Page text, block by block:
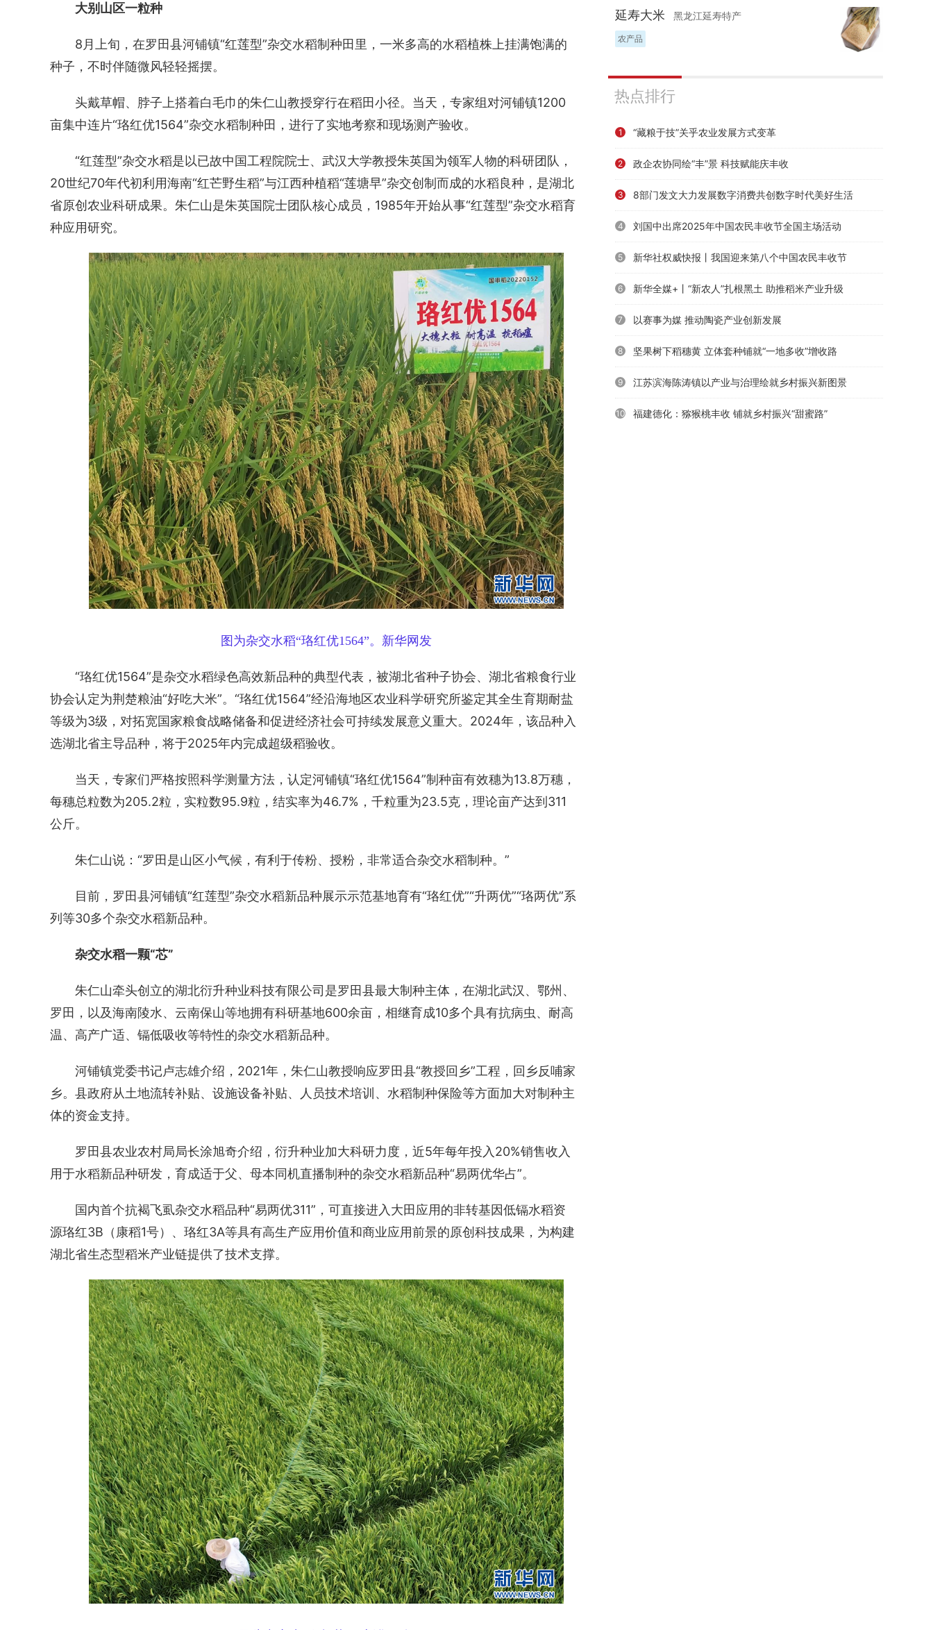
大别山区一粒种
8月上旬，在罗田县河铺镇“红莲型”杂交水稻制种田里，一米多高的水稻植株上挂满饱满的
种子，不时伴随微风轻轻摇摆。
头戴草帽、脖子上搭着白毛巾的朱仁山教授穿行在稻田小径。当天，专家组对河铺镇1200
亩集中连片“珞红优1564”杂交水稻制种田，进行了实地考察和现场测产验收。
“红莲型”杂交水稻是以已故中国工程院院士、武汉大学教授朱英国为领军人物的科研团队，
20世纪70年代初利用海南“红芒野生稻”与江西种植稻“莲塘早”杂交创制而成的水稻良种，是湖北
省原创农业科研成果。朱仁山是朱英国院士团队核心成员，1985年开始从事“红莲型”杂交水稻育
种应用研究。
图为杂交水稻“珞红优1564”。新华网发
“珞红优1564”是杂交水稻绿色高效新品种的典型代表，被湖北省种子协会、湖北省粮食行业
协会认定为荆楚粮油“好吃大米”。“珞红优1564”经沿海地区农业科学研究所鉴定其全生育期耐盐
等级为3级，对拓宽国家粮食战略储备和促进经济社会可持续发展意义重大。2024年，该品种入
选湖北省主导品种，将于2025年内完成超级稻验收。
当天，专家们严格按照科学测量方法，认定河铺镇“珞红优1564”制种亩有效穗为13.8万穗，
每穗总粒数为205.2粒，实粒数95.9粒，结实率为46.7%，千粒重为23.5克，理论亩产达到311
公斤。
朱仁山说：“罗田是山区小气候，有利于传粉、授粉，非常适合杂交水稻制种。”
目前，罗田县河铺镇“红莲型”杂交水稻新品种展示示范基地育有“珞红优”“升两优”“珞两优”系
列等30多个杂交水稻新品种。
杂交水稻一颗“芯”
朱仁山牵头创立的湖北衍升种业科技有限公司是罗田县最大制种主体，在湖北武汉、鄂州、
罗田，以及海南陵水、云南保山等地拥有科研基地600余亩，相继育成10多个具有抗病虫、耐高
温、高产广适、镉低吸收等特性的杂交水稻新品种。
河铺镇党委书记卢志雄介绍，2021年，朱仁山教授响应罗田县“教授回乡”工程，回乡反哺家
乡。县政府从土地流转补贴、设施设备补贴、人员技术培训、水稻制种保险等方面加大对制种主
体的资金支持。
罗田县农业农村局局长涂旭奇介绍，衍升种业加大科研力度，近5年每年投入20%销售收入
用于水稻新品种研发，育成适于父、母本同机直播制种的杂交水稻新品种“易两优华占”。
国内首个抗褐飞虱杂交水稻品种“易两优311”，可直接进入大田应用的非转基因低镉水稻资
源珞红3B（康稻1号）、珞红3A等具有高生产应用价值和商业应用前景的原创科技成果，为构建
湖北省生态型稻米产业链提供了技术支撑。
延寿大米 黑龙江延寿特产
农产品
热点排行
榜
1 “藏粮于技”关乎农业发展方式变革
2 政企农协同绘“丰”景 科技赋能庆丰收
3 8部门发文大力发展数字消费共创数字时代美好生活
4 刘国中出席2025年中国农民丰收节全国主场活动
5 新华社权威快报丨我国迎来第八个中国农民丰收节
6 新华全媒+丨“新农人”扎根黑土 助推稻米产业升级
7 以赛事为媒 推动陶瓷产业创新发展
8 坚果树下稻穗黄 立体套种铺就“一地多收”增收路
9 江苏滨海陈涛镇以产业与治理绘就乡村振兴新图景
10 福建德化：猕猴桃丰收 铺就乡村振兴“甜蜜路”